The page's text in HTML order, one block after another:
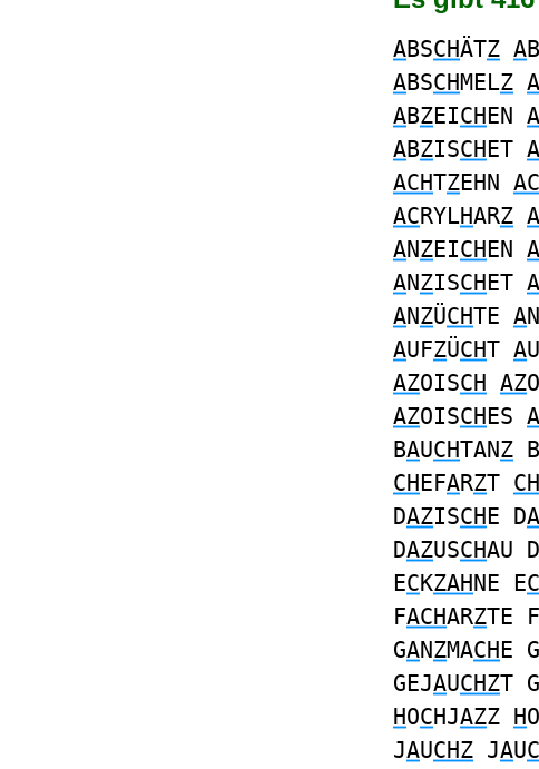
ABSCHÄTZ A
ABSCHMELZ A
ABZEICHEN A
ABZISCHET A
ACHTZEHN
ACRYLHARZ A
ANZEICHEN A
ANZISCHET A
ANZÜCHTE AN
AUFZÜCHT A
AZOISCH AZ
AZOISCHES
BAUCHTANZ
CHEFARZT CH
DAZISCHE D
DAZUSCHAU
ECKZAHNE EC
FACHARZTE F
GANZMACHE G
GEJAUCHZT
HOCHJAZZ HO
JAUCHZ JAU